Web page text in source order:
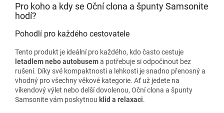
Pro koho a kdy se Oční clona a špunty Samsonite
hodí?
Pohodlí pro každého cestovatele
Tento produkt je ideální pro každého, kdo často cestuje
letadlem nebo autobusema potřebuje si odpočinout bez
rušení. Díky své kompaktnosti a lehkosti je snadno přenosný a
vhodný pro všechny věkové kategorie. Ať už jedete na
víkendový výlet nebo delší dovolenou, Oční clona a špunty
Samsonite vám poskytnou klid a relaxaci.